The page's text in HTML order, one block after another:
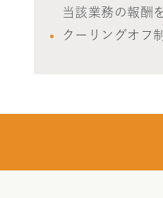
当該業務の報酬
クーリングオフ